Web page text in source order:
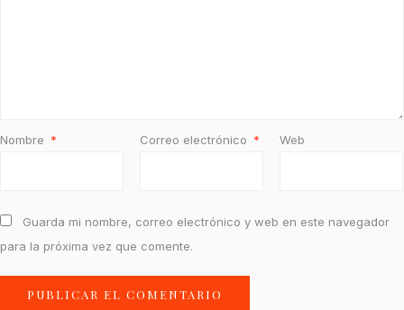
Nombre * Correo electrónico * Web
Guarda mi nombre, correo electrónico y web en este navegador
para la próxima vez que comente.